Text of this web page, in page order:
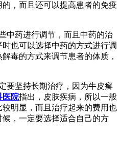
，而且还可以提高患者的免疫
中药进行调节，而且中药的治
也可以选择中药的方式进行调
毒的方式来调节患者的体质，
要坚持长期治疗，因为牛皮癣
医院指出，皮肤疾病，所以一般
明显，而且治疗起来的费用也
，一定要选择适合自己的方